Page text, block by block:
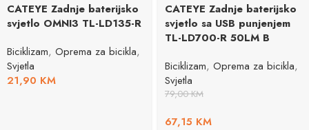
CATEYE Zadnje baterijsko
svjetlo OMNI3 TL-LD135-R
Biciklizam, Oprema za bicikla,
Svjetla
21,90 KM
CATEYE Zadnje baterijsko
svjetlo sa USB punjenjem
TL-LD700-R 50LM B
Biciklizam, Oprema za bicikla,
Svjetla
79,00KM
67,15 KM